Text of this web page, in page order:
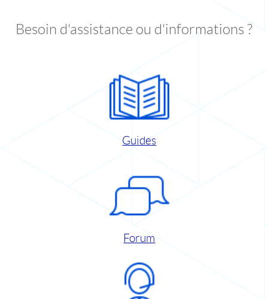
Besoin d'assistance ou d'informations ?
Guides
Forum